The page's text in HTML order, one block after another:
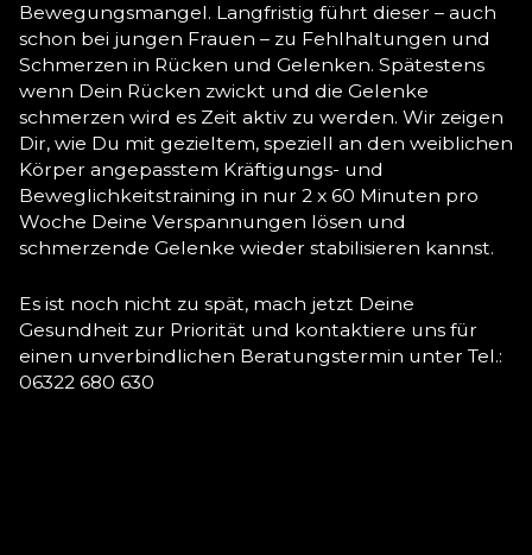
Bewegungsmangel. Langfristig führt dieser – auch
schon bei jungen Frauen – zu Fehlhaltungen und
Schmerzen in Rücken und Gelenken. Spätestens
wenn Dein Rücken zwickt und die Gelenke
schmerzen wird es Zeit aktiv zu werden. Wir zeigen
Dir, wie Du mit gezieltem, speziell an den weiblichen
Körper angepasstem Kräftigungs- und
Beweglichkeitstraining in nur 2 x 60 Minuten pro
Woche Deine Verspannungen lösen und
schmerzende Gelenke wieder stabilisieren kannst.
Es ist noch nicht zu spät, mach jetzt Deine
Gesundheit zur Priorität und kontaktiere uns für
einen unverbindlichen Beratungstermin unter Tel.:
06322 680 630